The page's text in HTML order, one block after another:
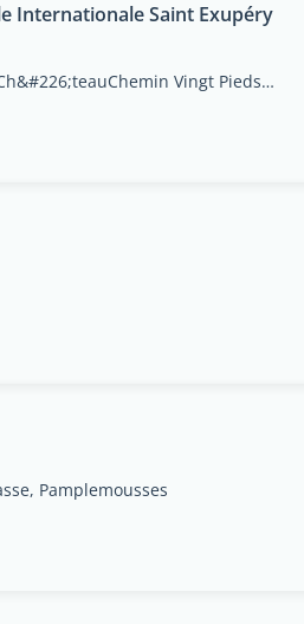
Internationale Saint Exupéry
Ch&#226;teau La Mare RondeAvenue Du Ch&#226;teauChemin Vingt Pieds, Grand Baie, Rivière du Rempart
Pamplemousses